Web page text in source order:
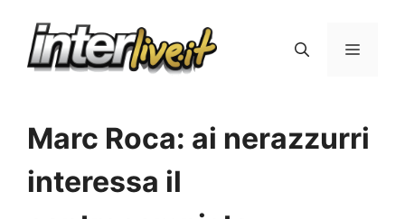
Menu
Marc Roca: ai nerazzurri
interessa il